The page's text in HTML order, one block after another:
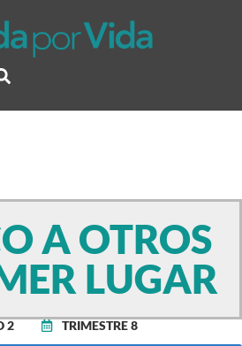
A OTROS
LUGAR
2
TRIMESTRE 8